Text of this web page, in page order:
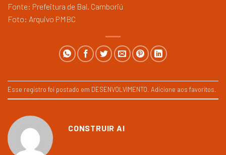
Fonte: Prefeitura de Bal. Camboriú
Foto: Arquivo PMBC
Esse registro foi postado em DESENVOLVIMENTO. Adicione aos favoritos.
CONSTRUIR AI